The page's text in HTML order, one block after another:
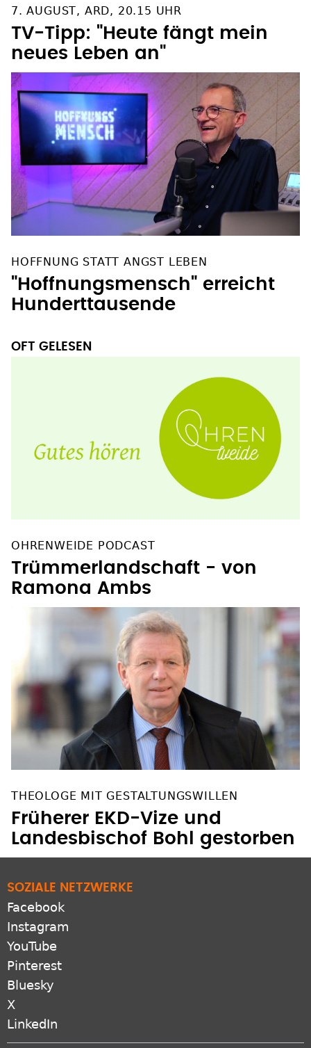
7. AUGUST, ARD, 20.15 UHR
TV-Tipp: "Heute fängt mein
neues Leben an"
HOFFNUNG STATT ANGST LEBEN
"Hoffnungsmensch" erreicht
Hunderttausende
OFT GELESEN
OHRENWEIDE PODCAST
Trümmerlandschaft - von
Ramona Ambs
THEOLOGE MIT GESTALTUNGSWILLEN
Früherer EKD-Vize und
Landesbischof Bohl gestorben
SOZIALE NETZWERKE
Facebook
Instagram
YouTube
Pinterest
Bluesky
X
LinkedIn